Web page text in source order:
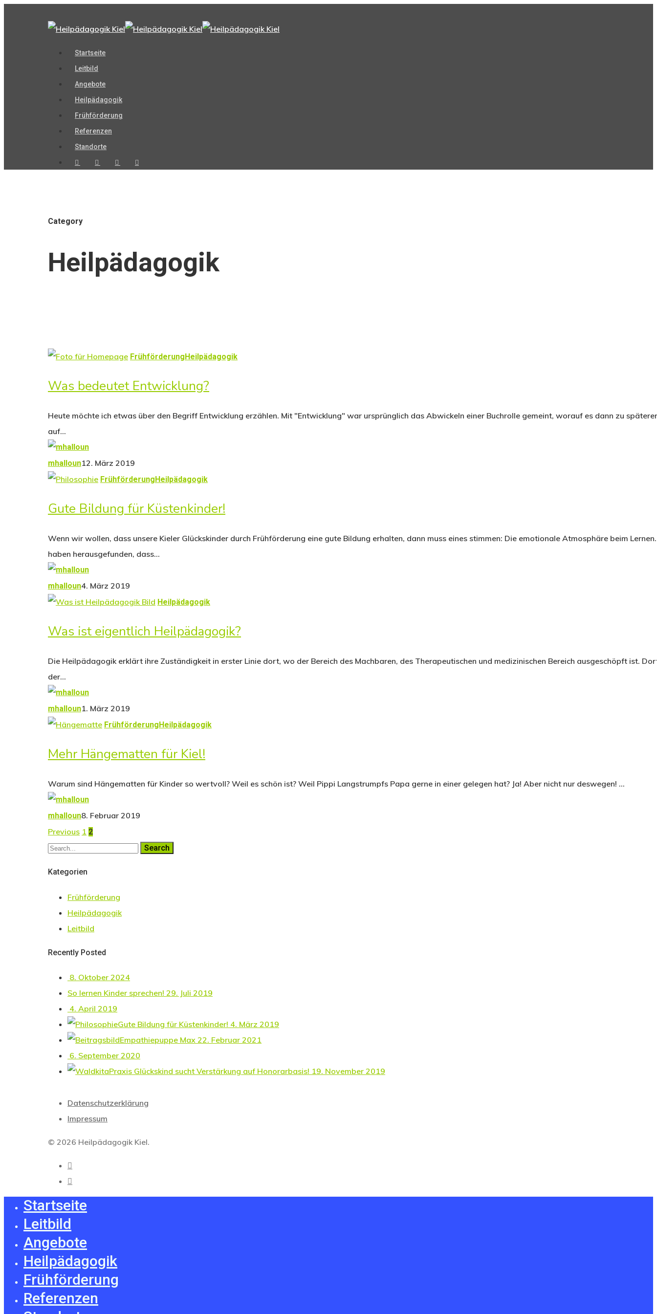
Startseite
Leitbild
Angebote
Heilpädagogik
Frühförderung
Referenzen
Standorte
Category
Heilpädagogik
FrühförderungHeilpädagogik
Was bedeutet Entwicklung?
Heute möchte ich etwas über den Begriff Entwicklung erzählen. Mit "Entwicklung" war ursprünglich das Abwickeln einer Buchrolle gemeint, worauf es dann zu
auf…
mhalloun12. März 2019
FrühförderungHeilpädagogik
Gute Bildung für Küstenkinder!
Wenn wir wollen, dass unsere Kieler Glückskinder durch Frühförderung eine gute Bildung erhalten, dann muss eines stimmen: Die emotionale Atmosphäre beim
haben herausgefunden, dass…
mhalloun4. März 2019
Heilpädagogik
Was ist eigentlich Heilpädagogik?
Die Heilpädagogik erklärt ihre Zuständigkeit in erster Linie dort, wo der Bereich des Machbaren, des Therapeutischen und medizinischen Bereich ausgeschöpft ist.
der…
mhalloun1. März 2019
FrühförderungHeilpädagogik
Mehr Hängematten für Kiel!
Warum sind Hängematten für Kinder so wertvoll? Weil es schön ist? Weil Pippi Langstrumpfs Papa gerne in einer gelegen hat? Ja! Aber nicht nur deswegen! …
mhalloun8. Februar 2019
Previous 1 2
Search
Kategorien
Frühförderung
Heilpädagogik
Leitbild
Recently Posted
8. Oktober 2024
So lernen Kinder sprechen! 29. Juli 2019
4. April 2019
Gute Bildung für Küstenkinder! 4. März 2019
Empathiepuppe Max 22. Februar 2021
6. September 2020
Praxis Glückskind sucht Verstärkung auf Honorarbasis! 19. November 2019
Datenschutzerklärung
Impressum
© 2026 Heilpädagogik Kiel.
Startseite
Leitbild
Angebote
Heilpädagogik
Frühförderung
Referenzen